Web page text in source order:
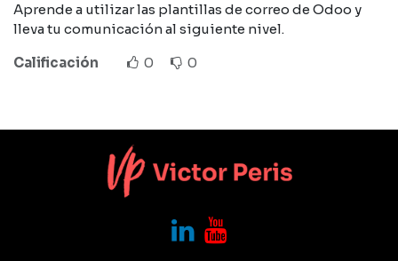
Aprende a utilizar las plantillas de correo de Odoo y
lleva tu comunicación al siguiente nivel.
Calificación
0 0